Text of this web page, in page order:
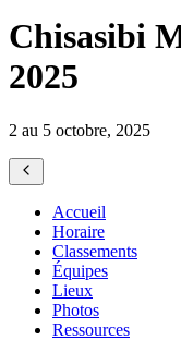
Chisasibi
2025
2 au 5 octobre, 2025
Accueil
Horaire
Classements
Équipes
Lieux
Photos
Ressources